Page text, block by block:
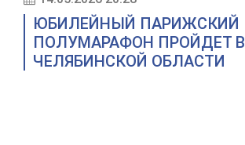
ЮБИЛЕЙНЫЙ ПАРИЖСКИЙ
ПОЛУМАРАФОН ПРОЙДЕТ В
ЧЕЛЯБИНСКОЙ ОБЛАСТИ